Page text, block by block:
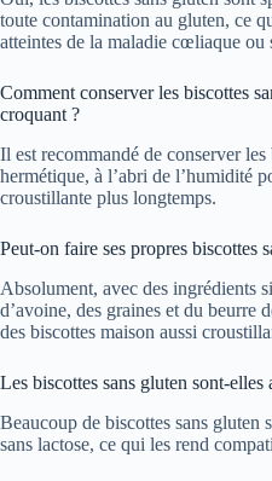
toute contamination au gluten, ce
atteintes de la maladie cœliaque ou
Comment conserver les biscottes
croquant ?
Il est recommandé de conserver
hermétique, à l’abri de l’humidité
croustillante plus longtemps.
Peut-on faire ses propres biscottes
Absolument, avec des ingrédients
d’avoine, des graines et du beurre
des biscottes maison aussi
Les biscottes sans gluten sont-elles
Beaucoup de biscottes sans gluten
sans lactose, ce qui les rend